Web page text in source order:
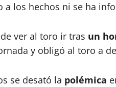
a los hechos ni se ha
ver al toro ir tras un
y obligó al toro a
se desató la polémica